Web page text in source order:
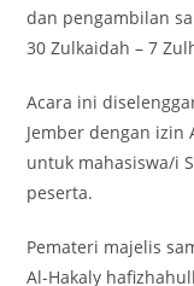
dan pengambilan
30 Zulkaidah – 7
Acara ini
Jember dengan
untuk mahasiswa/i
peserta.
Pemateri majelis
Al-Hakaly